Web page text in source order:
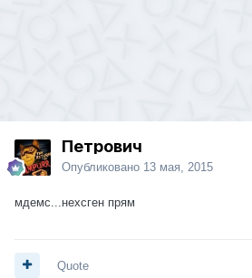
Петрович
Опубликовано 13 мая, 2015
мдемс...нехсген прям
Quote